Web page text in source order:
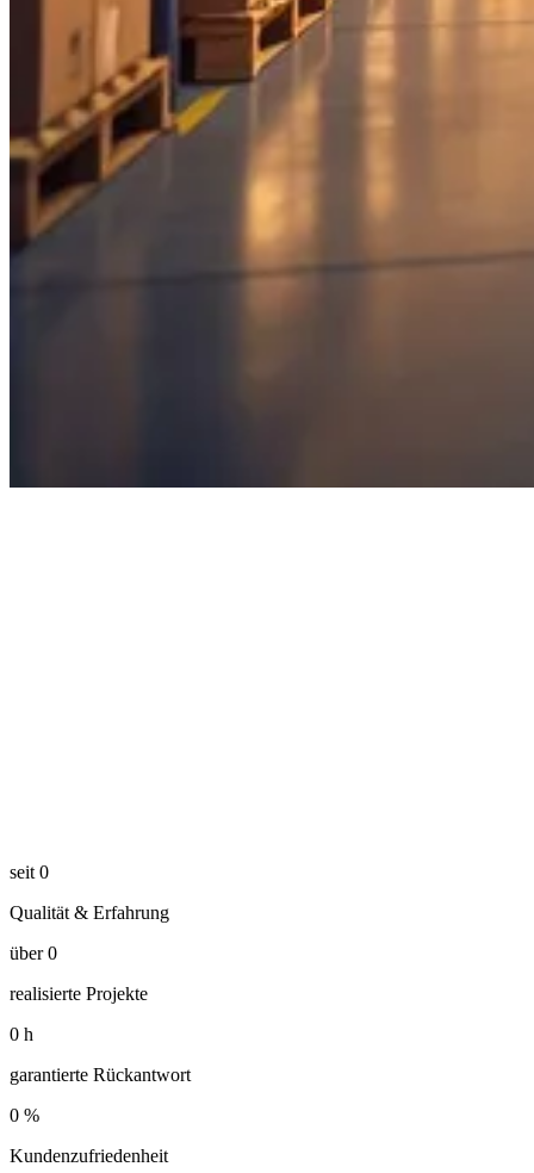
seit 0
Qualität & Erfahrung
über 0
realisierte Projekte
0 h
garantierte Rückantwort
0 %
Kundenzufriedenheit